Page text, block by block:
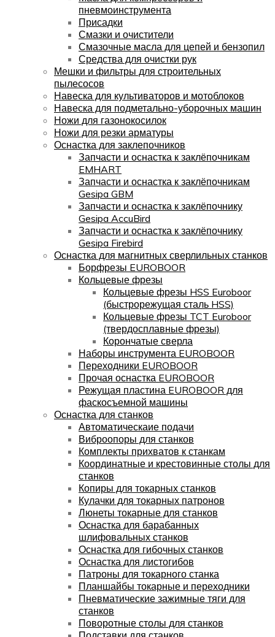
пневмоинструмента
Присадки
Смазки и очистители
Смазочные масла для цепей и бензопил
Средства для очистки рук
Мешки и фильтры для строительных
пылесосов
Навеска для культиваторов и мотоблоков
Навеска для подметально-уборочных машин
Ножи для газонокосилок
Ножи для резки арматуры
Оснастка для заклепочников
Запчасти и оснастка к заклёпочникам
EMHART
Запчасти и оснастка к заклёпочникам
Gesipa GBM
Запчасти и оснастка к заклёпочнику
Gesipa AccuBird
Запчасти и оснастка к заклёпочнику
Gesipa Firebird
Оснастка для магнитных сверлильных станков
Борфрезы EUROBOOR
Кольцевые фрезы
Кольцевые фрезы HSS Euroboor
(быстрорежущая сталь HSS)
Кольцевые фрезы TCT Euroboor
(твердосплавные фрезы)
Корончатые сверла
Наборы инструмента EUROBOOR
Переходники EUROBOOR
Прочая оснастка EUROBOOR
Режущая пластина EUROBOOR для
фаскосъемной машины
Оснастка для станков
Автоматическаие подачи
Виброопоры для станков
Комплекты прихватов к станкам
Координатные и крестовинные столы для
станков
Копиры для токарных станков
Кулачки для токарных патронов
Люнеты токарные для станков
Оснастка для барабанных
шлифовальных станков
Оснастка для гибочных станков
Оснастка для листогибов
Патроны для токарного станка
Планшайбы токарные и переходники
Пневматические зажимные тяги для
станков
Поворотные столы для станков